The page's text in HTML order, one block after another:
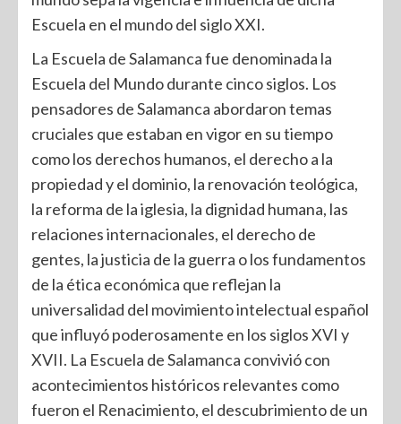
Escuela en el mundo del siglo XXI.
La Escuela de Salamanca fue denominada la
Escuela del Mundo durante cinco siglos. Los
pensadores de Salamanca abordaron temas
cruciales que estaban en vigor en su tiempo
como los derechos humanos, el derecho a la
propiedad y el dominio, la renovación teológica,
la reforma de la iglesia, la dignidad humana, las
relaciones internacionales, el derecho de
gentes, la justicia de la guerra o los fundamentos
de la ética económica que reflejan la
universalidad del movimiento intelectual español
que influyó poderosamente en los siglos XVI y
XVII. La Escuela de Salamanca convivió con
acontecimientos históricos relevantes como
fueron el Renacimiento, el descubrimiento de un